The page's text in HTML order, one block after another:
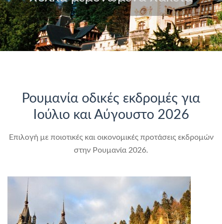
Ρουμανία οδικές εκδρομές για
Ιούλιο και Αύγουστο 2026
Επιλογή με ποιοτικές και οικονομικές προτάσεις εκδρομών
στην Ρουμανία 2026.